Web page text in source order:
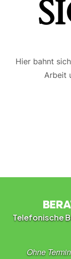
Hier bahnt
Arbeit
Telefonische
Ohne